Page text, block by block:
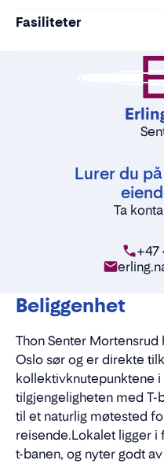
Fasiliteter
Lurer du
Ta
+47
Beliggenhet
Thon Senter Mortensrud
Oslo sør og er direkte
kollektivknutepunktene
tilgjengeligheten med T-
til et naturlig møtested
reisende.Lokalet ligger
t-banen, og nyter godt